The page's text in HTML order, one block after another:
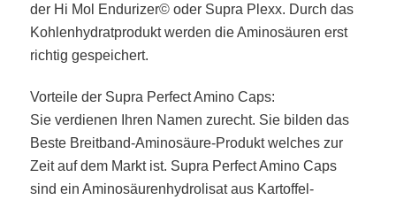
der Hi Mol Endurizer© oder Supra Plexx. Durch das
Kohlenhydratprodukt werden die Aminosäuren erst
richtig gespeichert.
Vorteile der Supra Perfect Amino Caps:
Sie verdienen Ihren Namen zurecht. Sie bilden das
Beste Breitband-Aminosäure-Produkt welches zur
Zeit auf dem Markt ist. Supra Perfect Amino Caps
sind ein Aminosäurenhydrolisat aus Kartoffel-